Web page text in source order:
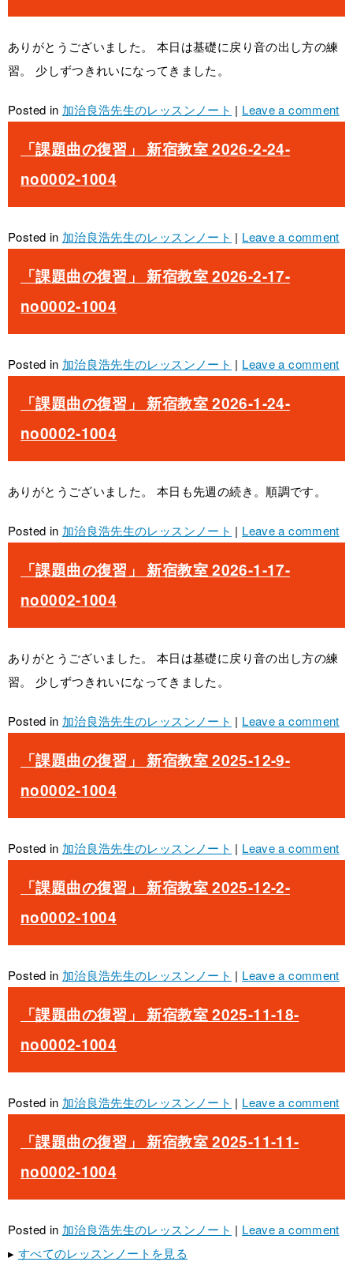
ありがとうございました。 本日は基礎に戻り音の出し方の練
習。 少しずつきれいになってきました。
Posted in 加治良浩先生のレッスンノート | Leave a comment
「課題曲の復習」 新宿教室 2026-2-24-
no0002-1004
Posted in 加治良浩先生のレッスンノート | Leave a comment
「課題曲の復習」 新宿教室 2026-2-17-
no0002-1004
Posted in 加治良浩先生のレッスンノート | Leave a comment
「課題曲の復習」 新宿教室 2026-1-24-
no0002-1004
ありがとうございました。 本日も先週の続き。順調です。
Posted in 加治良浩先生のレッスンノート | Leave a comment
「課題曲の復習」 新宿教室 2026-1-17-
no0002-1004
ありがとうございました。 本日は基礎に戻り音の出し方の練
習。 少しずつきれいになってきました。
Posted in 加治良浩先生のレッスンノート | Leave a comment
「課題曲の復習」 新宿教室 2025-12-9-
no0002-1004
Posted in 加治良浩先生のレッスンノート | Leave a comment
「課題曲の復習」 新宿教室 2025-12-2-
no0002-1004
Posted in 加治良浩先生のレッスンノート | Leave a comment
「課題曲の復習」 新宿教室 2025-11-18-
no0002-1004
Posted in 加治良浩先生のレッスンノート | Leave a comment
「課題曲の復習」 新宿教室 2025-11-11-
no0002-1004
Posted in 加治良浩先生のレッスンノート | Leave a comment
▸ すべてのレッスンノートを見る